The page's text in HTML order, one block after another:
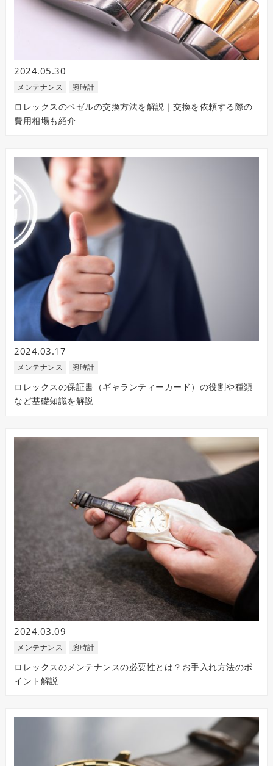
2024.05.30
メンテナンス 腕時計
ロレックスのベゼルの交換方法を解説｜交換を依頼する際の
費用相場も紹介
2024.03.17
メンテナンス 腕時計
ロレックスの保証書（ギャランティーカード）の役割や種類
など基礎知識を解説
2024.03.09
メンテナンス 腕時計
ロレックスのメンテナンスの必要性とは？お手入れ方法のポ
イント解説